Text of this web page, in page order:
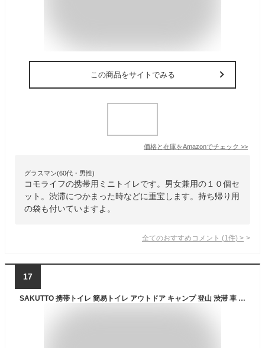
この商品をサイトでみる
価格と在庫をAmazonでチェック >>
グラスマン(60代・男性)
コモライフの携帯用ミニトイレです。男女兼用の１０個セ
ット。渋滞につかまった時などに重宝します。持ち帰り用
の袋も付いていますよ。
全てのおすすめコメント (1 件) >
17
SAKUTTO 携帯トイレ 簡易トイレ アウトドア キャンプ 登山 渋滞 車 10個セット